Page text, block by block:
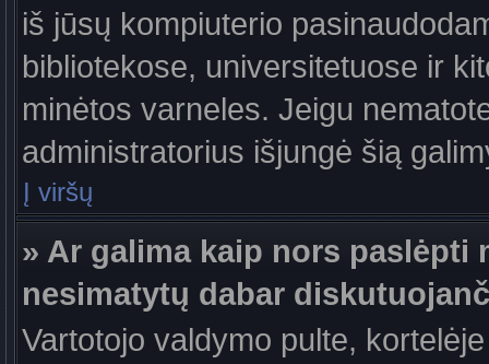
iš jūsų kompiuterio
bibliotekose, universitetuose ir
minėtos varneles. Jeigu
administratorius išjungė šią
Į viršų
» Ar galima kaip nors paslėpti
nesimatytų dabar
Vartotojo valdymo pulte,